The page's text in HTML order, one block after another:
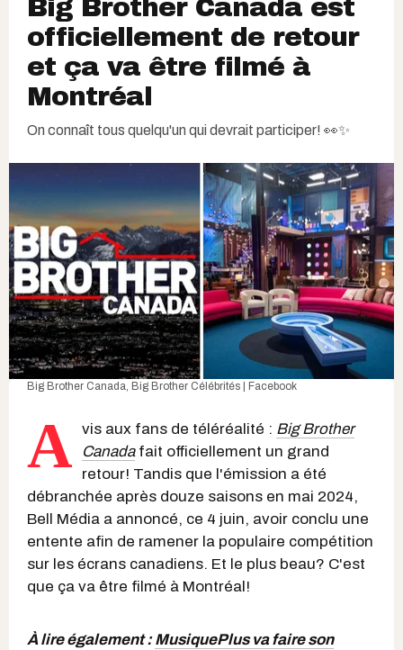
Big Brother Canada est
officiellement de retour
et ça va être filmé à
Montréal
On connaît tous quelqu'un qui devrait participer! 👀✨
Big Brother Canada, Big Brother Célébrités | Facebook
A vis aux fans de téléréalité : Big Brother
Canadafait officiellement un grand
retour! Tandis que l'émission a été
débranchée après douze saisons en mai 2024,
Bell Média a annoncé, ce 4 juin, avoir conclu une
entente afin de ramener la populaire compétition
sur les écrans canadiens. Et le plus beau? C'est
que ça va être filmé à Montréal!
À lire également :MusiquePlus va faire son